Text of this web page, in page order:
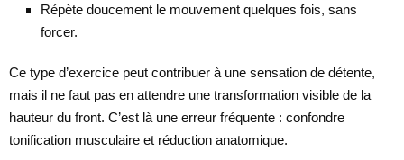
Répète doucement le mouvement quelques fois, sans
forcer.
Ce type d’exercice peut contribuer à une sensation de détente,
mais il ne faut pas en attendre une transformation visible de la
hauteur du front. C’est là une erreur fréquente : confondre
tonification musculaire et réduction anatomique.